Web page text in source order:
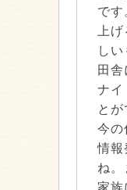
で
上
し
田
ナイ
と
今の
情報
ね